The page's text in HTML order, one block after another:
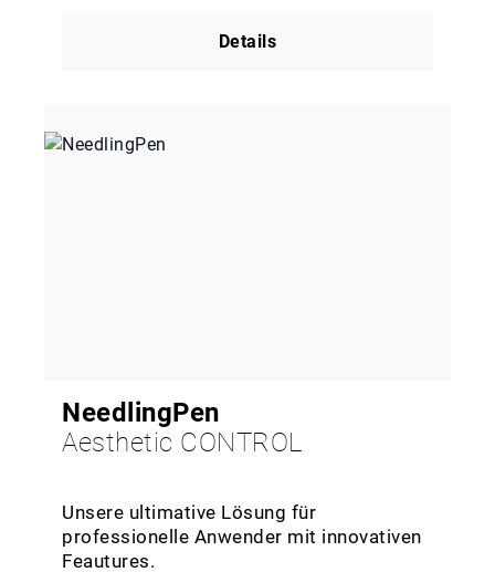
Details
NeedlingPen
Aesthetic CONTROL
Unsere ultimative Lösung für
professionelle Anwender mit innovativen
Feautures.